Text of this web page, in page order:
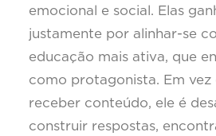
emocional e social. Elas
justamente por alinhar-se
educação mais ativa, que
como protagonista. Em vez
receber conteúdo, ele é
construir respostas,